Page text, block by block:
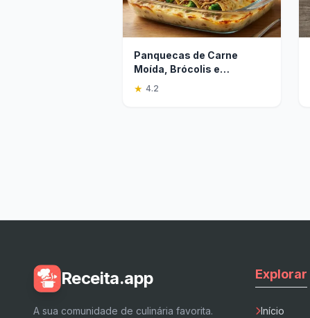
Panquecas de Carne
Moída, Brócolis e
Bechamel no Micro-ondas
★ 4.2
Receita.app
A sua comunidade de culinária favorita.
Explorar
Início